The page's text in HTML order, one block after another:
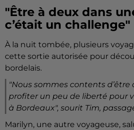
"Être à deux dans
c’était un challenge"
À la nuit tombée, plusieurs
cette sortie autorisée pour
bordelais.
"Nous sommes contents d’être
profiter un peu de liberté pour
à Bordeaux", sourit Tim,
Marilyn, une autre voyageuse,